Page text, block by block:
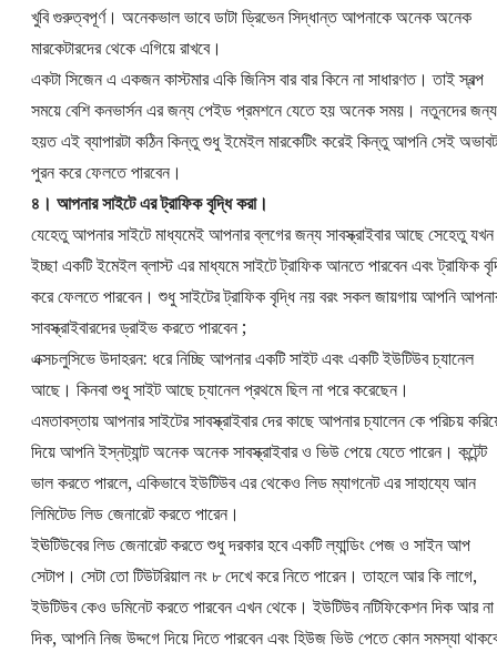
খুবি গুরুত্বপূর্ণ। অনেকভাল ভাবে ডাটা ড্রিভেন সিদ্ধান্ত আপনাকে অনেক অনেক
মারকেটারদের থেকে এগিয়ে রাখবে।
একটা সিজেন এ একজন কাস্টমার একি জিনিস বার বার কিনে না সাধারণত। তাই স্বল্প
সময়ে বেশি কনভার্সন এর জন্য পেইড প্রমশনে যেতে হয় অনেক সময়। নতুনদের জন্য
হয়ত এই ব্যাপারটা কঠিন কিন্তু শুধু ইমেইল মারকেটিং করেই কিন্তু আপনি সেই
পুরন করে ফেলতে পারবেন।
৪। আপনার সাইটে এর ট্রাফিক বৃদ্ধি করা।
যেহেতু আপনার সাইটে মাধ্যমেই আপনার ব্লগের জন্য সাবস্ক্রাইবার আছে সেহেতু যখন
ইচ্ছা একটি ইমেইল ব্লাস্ট এর মাধ্যমে সাইটে ট্রাফিক আনতে পারবেন এবং ট্রাফিক
করে ফেলতে পারবেন। শুধু সাইটের ট্রাফিক বৃদ্ধি নয় বরং সকল জায়গায় আপনি
সাবস্ক্রাইবারদের ড্রাইভ করতে পারবেন ;
এক্সচলুসিভে উদাহরন: ধরে নিচ্ছি আপনার একটি সাইট এবং একটি ইউটিউব চ্যানেল
আছে। কিনবা শুধু সাইট আছে চ্যানেল প্রথমে ছিল না পরে করেছেন।
এমতাবস্তায় আপনার সাইটের সাবস্ক্রাইবার দের কাছে আপনার চ্যালেন কে পরিচয়
দিয়ে আপনি ইস্নট্যান্ট অনেক অনেক সাবস্ক্রাইবার ও ভিউ পেয়ে যেতে পারেন। কন্টেন্ট
ভাল করতে পারলে, একিভাবে ইউটিউব এর থেকেও লিড ম্যাগনেট এর সাহায্যে আন
লিমিটেড লিড জেনারেট করতে পারেন।
ইঊটিউবের লিড জেনারেট করতে শুধু দরকার হবে একটি ল্যান্ডিং পেজ ও সাইন আপ
সেটাপ। সেটা তো টিউটরিয়াল নং ৮ দেখে করে নিতে পারেন। তাহলে আর কি লাগে,
ইউটিউব কেও ডমিনেট করতে পারবেন এখন থেকে। ইউটিউব নটিফিকেশন দিক আর না
দিক, আপনি নিজ উদ্দগে দিয়ে দিতে পারবেন এবং হিউজ ভিউ পেতে কোন সমস্যা